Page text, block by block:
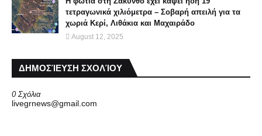
τετραγωνικά χιλιόμετρα – Σοβαρή απειλή για τα
χωριά Κερί, Λιθάκια και Μαχαιράδο
August 12, 2025
ΔΗΜΟΣΊΕΥΣΗ ΣΧΟΛΊΟΥ
0 Σχόλια
livegrnews@gmail.com